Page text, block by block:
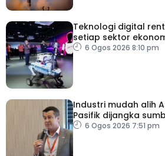
Teknologi digital
setiap sektor
diperkasa seiring
6 Ogos 2026 8:10 pm
Industri mudah alih
Pasifik dijangka
AS$1.4 trilion
6 Ogos 2026 7:51 pm